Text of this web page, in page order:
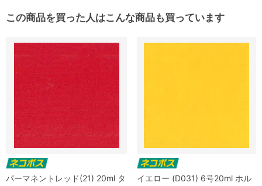
この商品を買った人はこんな商品も買っています
パーマネントレッド(21) 20ml タ
イエロー (D031) 6号20ml ホル